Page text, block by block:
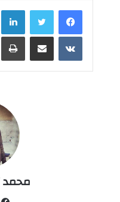
مشاركة عبر البريد
محمد